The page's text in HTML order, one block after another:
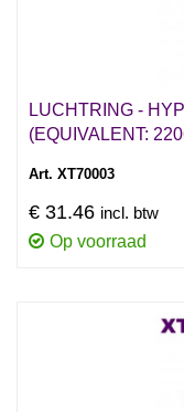
LUCHTRING -
(EQUIVALENT:
Art. XT70003
€ 31.46 incl. btw
Op voorraad